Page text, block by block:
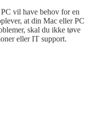
vil have behov for en
at din Mac eller PC
skal du ikke tøve
eller IT support.